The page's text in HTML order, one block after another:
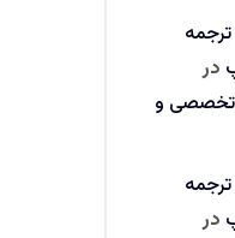
در
تخصصی و
در